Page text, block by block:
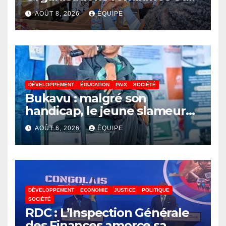
associations des jeunes
réunies pour parler paix
AOÛT 8, 2026 ÉQUIPE
DÉVELOPPEMENT ÉDUCATION PAIX SOCIÉTÉ
Bukavu : malgré son
handicap, le jeune slameur
Akonkwa Kenyata Bernard
lance un appel à la solidarité
pour poursuivre ses études
AOÛT 6, 2026 ÉQUIPE
DÉVELOPPEMENT ECONOMIE JUSTICE
POLITIQUE
SOCIÉTÉ
RDC : L’Inspection Générale